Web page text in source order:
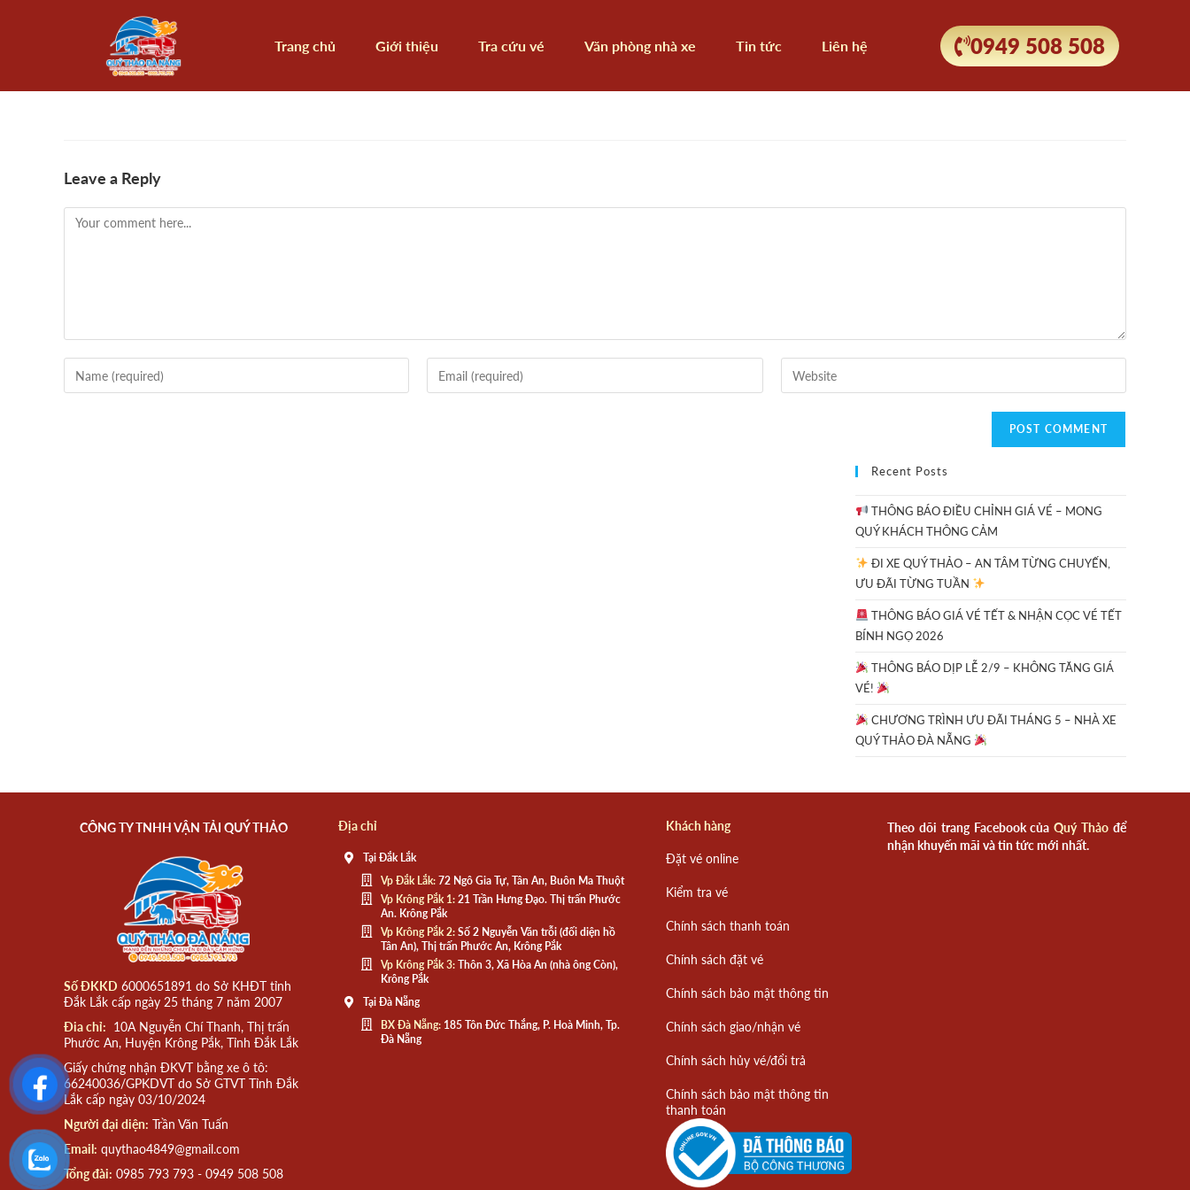
Trang chủ Giới thiệu Tra cứu vé Văn phòng nhà xe Tin tức Liên hệ 0949 508 508
Leave a Reply
Recent Posts
THÔNG BÁO ĐIỀU CHỈNH GIÁ VÉ – MONG
QUÝ KHÁCH THÔNG CẢM
ĐI XE QUÝ THẢO – AN TÂM TỪNG CHUYẾN,
ƯU ĐÃI TỪNG TUẦN
THÔNG BÁO GIÁ VÉ TẾT & NHẬN CỌC VÉ TẾT
BÍNH NGỌ 2026
THÔNG BÁO DỊP LỄ 2/9 – KHÔNG TĂNG GIÁ
VÉ!
CHƯƠNG TRÌNH ƯU ĐÃI THÁNG 5 – NHÀ XE
QUÝ THẢO ĐÀ NẴNG
CÔNG TY TNHH VẬN TẢI QUÝ THẢO
Số ĐKKD 6000651891 do Sở KHĐT tỉnh
Đắk Lắk cấp ngày 25 tháng 7 năm 2007
Đia chỉ: 10A Nguyễn Chí Thanh, Thị trấn
Phước An, Huyện Krông Pắk, Tỉnh Đắk Lắk
Giấy chứng nhận ĐKVT bằng xe ô tô:
66240036/GPKDVT do Sở GTVT Tỉnh Đắk
Lắk cấp ngày 03/10/2024
Người đại diện: Trần Văn Tuấn
Email: quythao4849@gmail.com
Tổng đài: 0985 793 793 - 0949 508 508
Địa chỉ
Tại Đắk Lắk
Vp Đắk Lắk:72 Ngô Gia Tự, Tân An, Buôn Ma Thuột
Vp Krông Pắk 1:21 Trần Hưng Đạo. Thị trấn Phước
An. Krông Pắk
Vp Krông Pắk 2:Số 2 Nguyễn Văn trỗi (đối diện hồ
Tân An), Thị trấn Phước An, Krông Pắk
Vp Krông Pắk 3:Thôn 3, Xã Hòa An (nhà ông Còn),
Krông Pắk
Tại Đà Nẵng
BX Đà Nẵng:185 Tôn Đức Thắng, P. Hoà Minh, Tp.
Đà Nẵng
Khách hàng
Đặt vé online
Kiểm tra vé
Chính sách thanh toán
Chính sách đặt vé
Chính sách bảo mật thông tin
Chính sách giao/nhận vé
Chính sách hủy vé/đổi trả
Chính sách bảo mật thông tin
thanh toán
Theo dõi trang Facebook củaQuý Thảo để
nhận khuyến mãi và tin tức mới nhất.